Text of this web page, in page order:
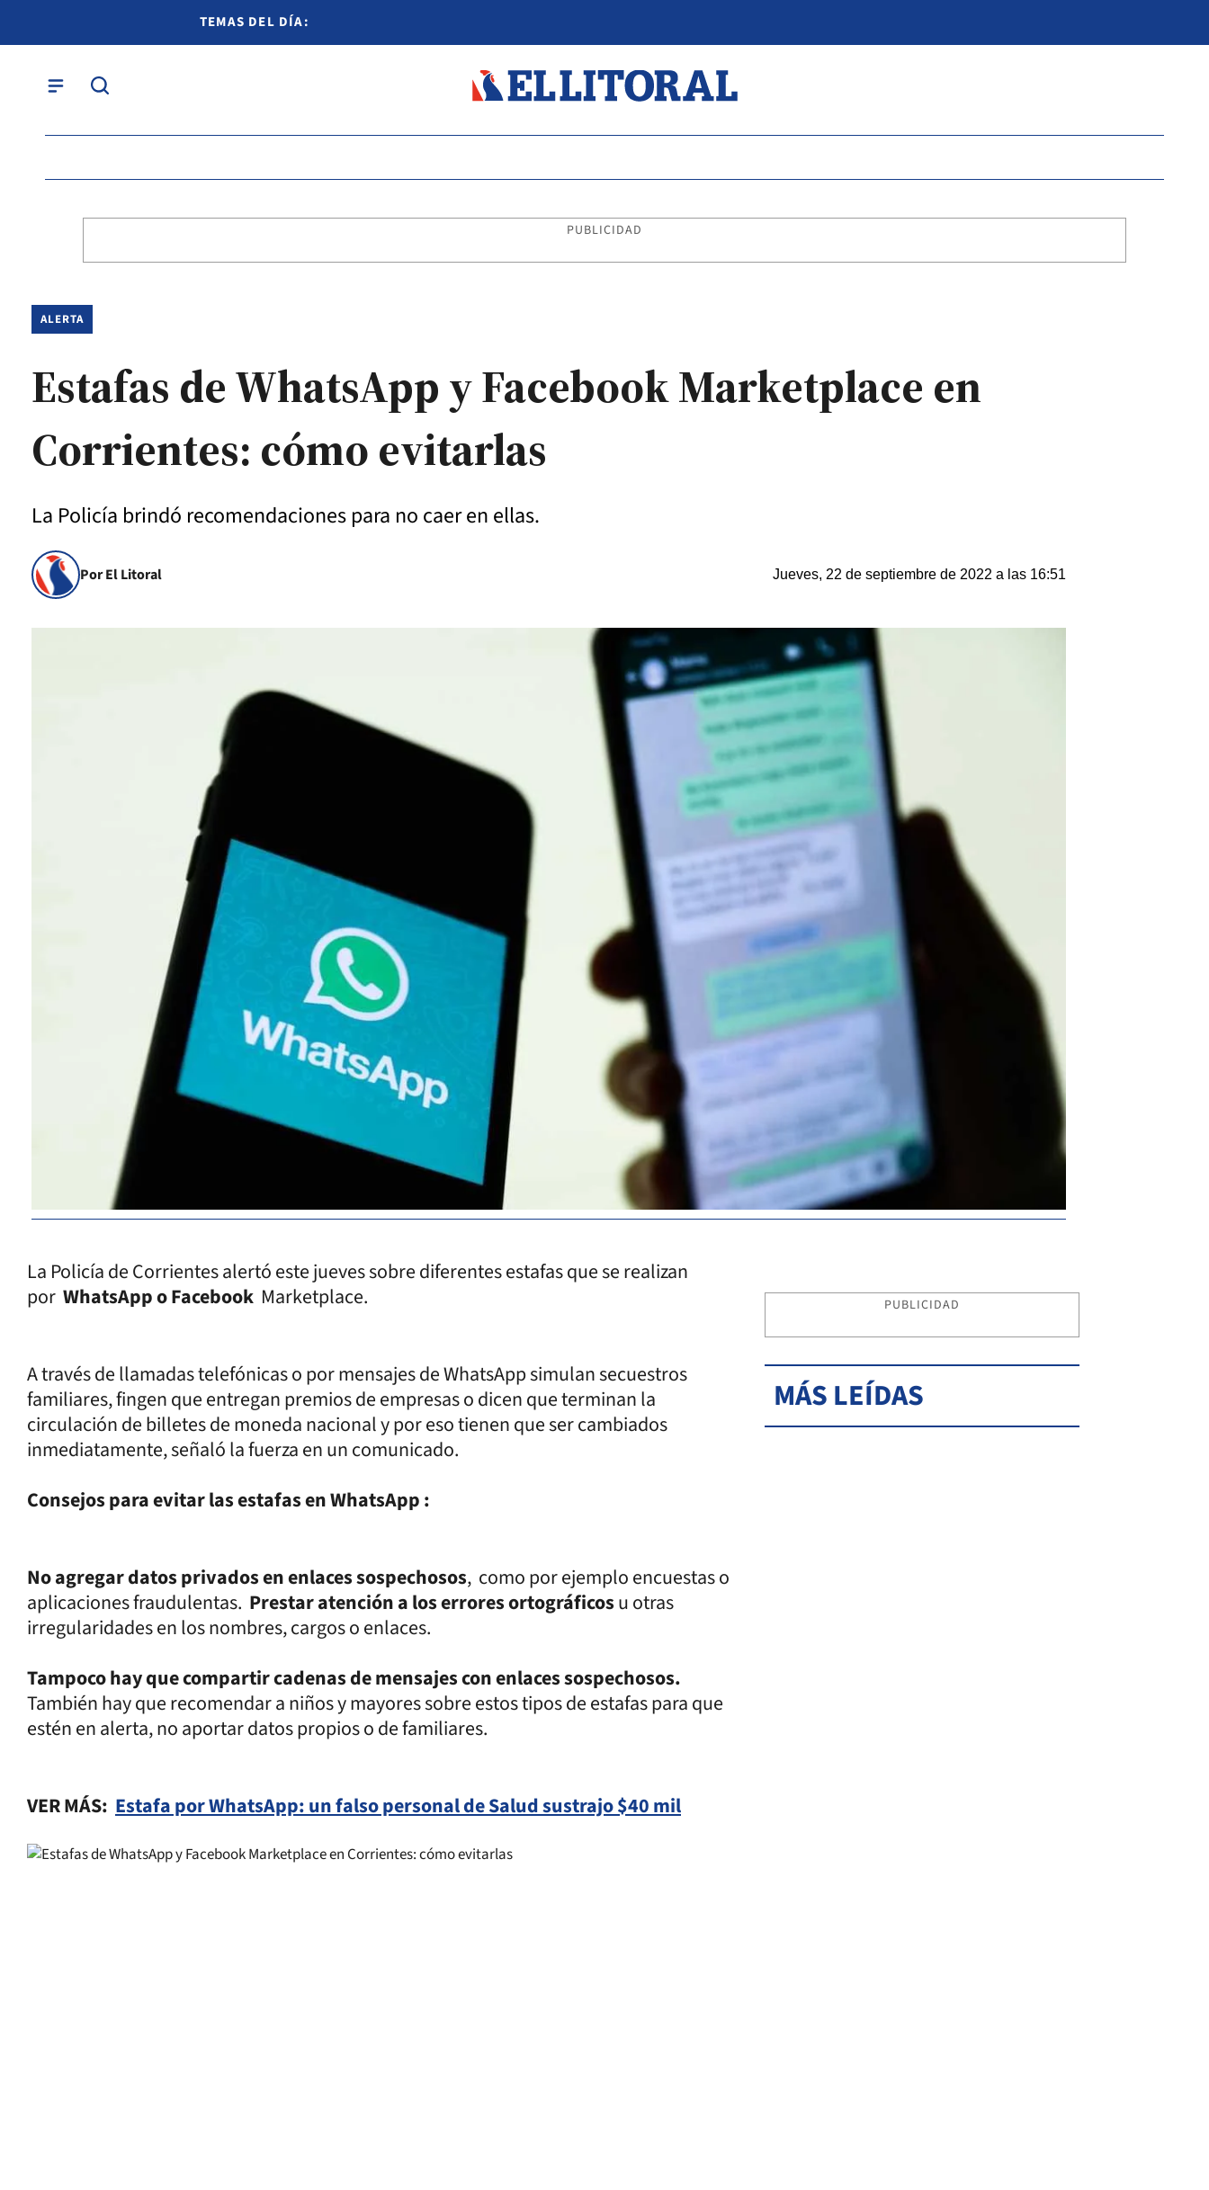
TEMAS DEL DÍA:
PUBLICIDAD
ALERTA
Estafas de WhatsApp y Facebook Marketplace en
Corrientes: cómo evitarlas
La Policía brindó recomendaciones para no caer en ellas.
Por El Litoral Jueves, 22 de septiembre de 2022 a las 16:51
La Policía de Corrientes alertó este jueves sobre diferentes estafas que se realizan
por WhatsApp o Facebook Marketplace.
A través de llamadas telefónicas o por mensajes de WhatsApp simulan secuestros
familiares, fingen que entregan premios de empresas o dicen que terminan la
circulación de billetes de moneda nacional y por eso tienen que ser cambiados
inmediatamente, señaló la fuerza en un comunicado.
Consejos para evitar las estafas en WhatsApp :
No agregar datos privados en enlaces sospechosos, como por ejemplo encuestas o
aplicaciones fraudulentas. Prestar atención a los errores ortográficosu otras
irregularidades en los nombres, cargos o enlaces.
Tampoco hay que compartir cadenas de mensajes con enlaces sospechosos.
También hay que recomendar a niños y mayores sobre estos tipos de estafas para que
estén en alerta, no aportar datos propios o de familiares.
VER MÁS: Estafa por WhatsApp: un falso personal de Salud sustrajo $40 mil
PUBLICIDAD
MÁS LEÍDAS